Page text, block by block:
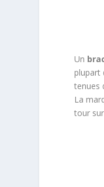
Un
plupart
tenues
La
tour